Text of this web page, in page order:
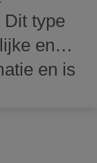
Dit type
en
en is
van